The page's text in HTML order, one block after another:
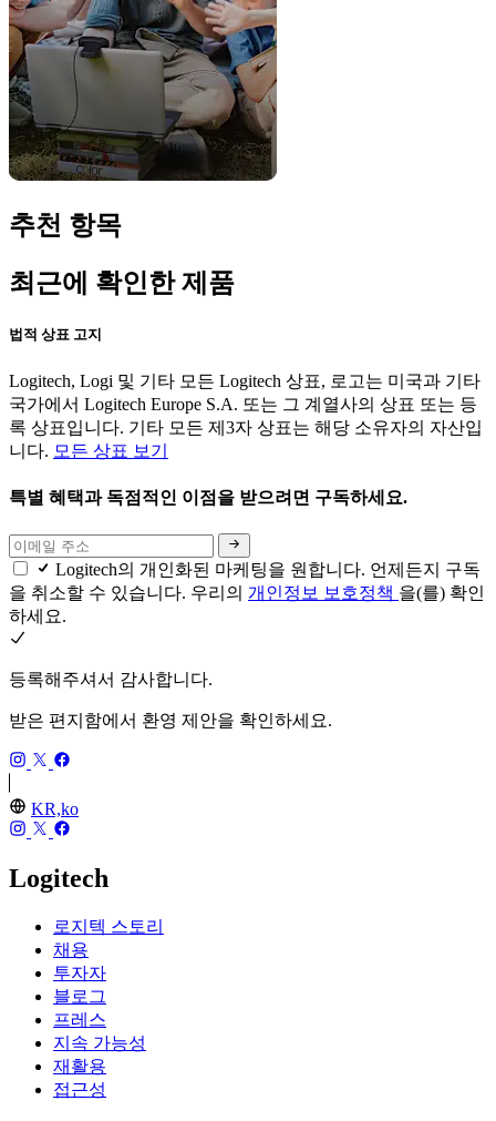
추천 항목
최근에 확인한 제품
법적 상표 고지
Logitech, Logi 및 기타 모든 Logitech 상표, 로고는 미국과 기타
국가에서 Logitech Europe S.A. 또는 그 계열사의 상표 또는 등
록 상표입니다. 기타 모든 제3자 상표는 해당 소유자의 자산입
니다. 모든 상표 보기
특별 혜택과 독점적인 이점을 받으려면 구독하세요.
Logitech의 개인화된 마케팅을 원합니다. 언제든지 구독
을 취소할 수 있습니다. 우리의 개인정보 보호정책 을(를) 확인
하세요.
등록해주셔서 감사합니다.
받은 편지함에서 환영 제안을 확인하세요.
KR,ko
Logitech
로지텍 스토리
채용
투자자
블로그
프레스
지속 가능성
재활용
접근성